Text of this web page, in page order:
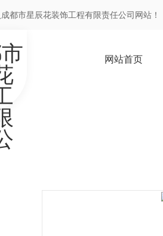
都市星辰花装饰工程有限责任公司网站！
网站首页